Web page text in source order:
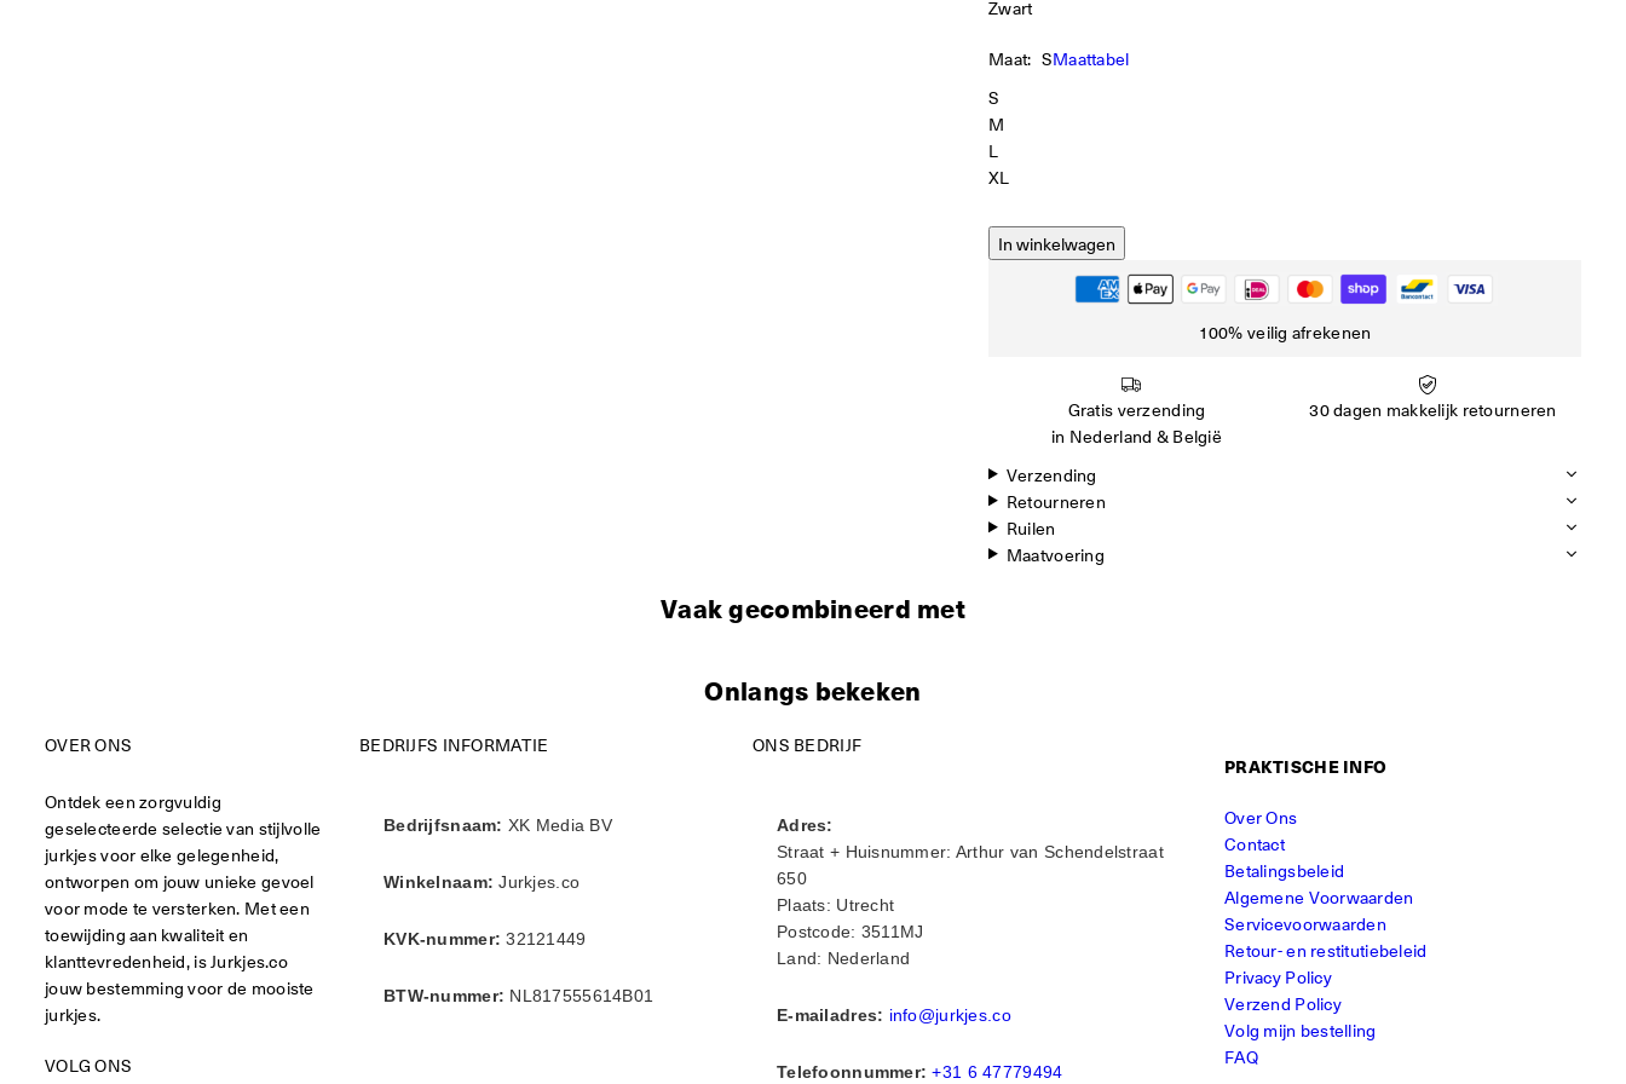
Zwart
Maat: SMaattabel
S
M
L
XL
In winkelwagen
100% veilig afrekenen
Gratis verzending
in Nederland & België
30 dagen makkelijk retourneren
Verzending
Retourneren
Ruilen
Maatvoering
Vaak gecombineerd met
Onlangs bekeken
OVER ONS
Ontdek een zorgvuldig
geselecteerde selectie van stijlvolle
jurkjes voor elke gelegenheid,
ontworpen om jouw unieke gevoel
voor mode te versterken. Met een
toewijding aan kwaliteit en
klanttevredenheid, is Jurkjes.co
jouw bestemming voor de mooiste
jurkjes.
VOLG ONS
BEDRIJFS INFORMATIE
Bedrijfsnaam: XK Media BV
Winkelnaam: Jurkjes.co
KVK-nummer: 32121449
BTW-nummer: NL817555614B01
ONS BEDRIJF
Adres:
Straat + Huisnummer: Arthur van Schendelstraat
650
Plaats: Utrecht
Postcode: 3511MJ
Land: Nederland
E-mailadres: info@jurkjes.co
Telefoonnummer: +31 6 47779494
PRAKTISCHE INFO
Over Ons
Contact
Betalingsbeleid
Algemene Voorwaarden
Servicevoorwaarden
Retour- en restitutiebeleid
Privacy Policy
Verzend Policy
Volg mijn bestelling
FAQ